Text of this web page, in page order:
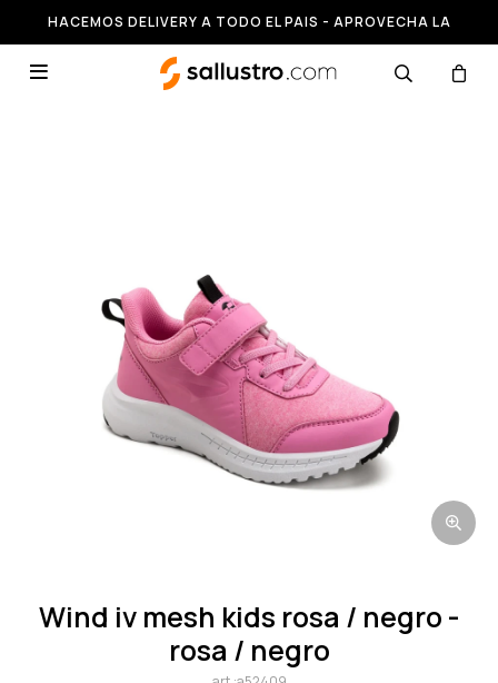
HACEMOS DELIVERY A TODO EL PAIS - APROVECHA LA
RUNNING HASTA 50% OFF

wind iv mesh kids rosa / negro -
rosa / negro